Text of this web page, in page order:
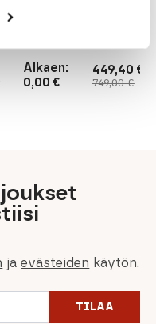
Alkaen:
0,00 € 749,00€
hinta
449,40 €
Nykyinen
hinta
jaevästeiden käytön.
TILAA